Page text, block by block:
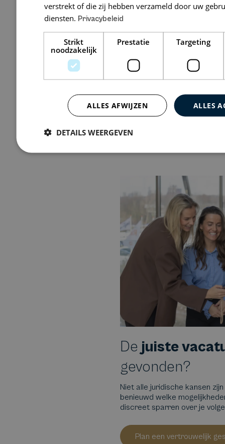
Bekijk 0 vacatures
De juiste
gevonden?
Niet alle juridische kansen
benieuwd welke
discreet sparren over je
Plan een vertrouwelijk
verstrekt of die zij hebben verzameld door uw
diensten. Privacybeleid
Strikt
noodzakelijk
Prestatie Targeting
ALLES
ALLES AFWIJZEN
DETAILS WEERGEVEN